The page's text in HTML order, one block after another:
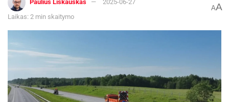
atvejais pravartu automobilį užsisakyti dar
• Elektromobilių nuoma – ateities
perspektyva. Kol kas Kauno oro uoste
dominuoja tradiciniai automobiliai
(benzininiai ar dyzeliniai), tačiau diegiant
Paulius Liškauskas
2025-06-27
Laikas: 2 min skaitymo
AA